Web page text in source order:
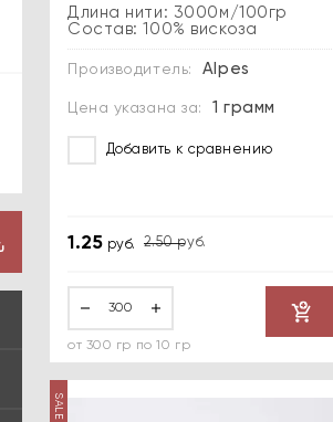
Длина нити: 3000м/100гр
Состав: 100% вискоза
Производитель: Alpes
Цена указана за: 1 грамм
Добавить к сравнению
1.25 руб. 2.50руб.
от 300 гр по 10 гр
Купить
SALE